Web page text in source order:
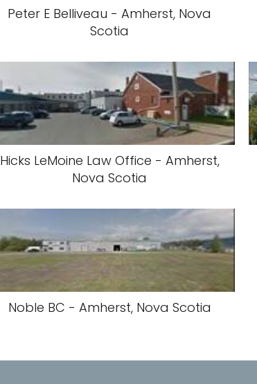
Peter E Belliveau - Amherst, Nova
Scotia
Hicks LeMoine Law Office - Amherst,
Nova Scotia
Noble BC - Amherst, Nova Scotia